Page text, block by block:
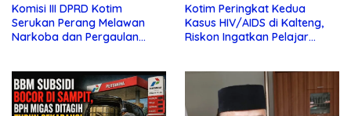
Komisi III DPRD Kotim
Serukan Perang Melawan
Narkoba dan Pergaulan
Kotim Peringkat Kedua
Kasus HIV/AIDS di Kalteng,
Riskon Ingatkan Pelajar